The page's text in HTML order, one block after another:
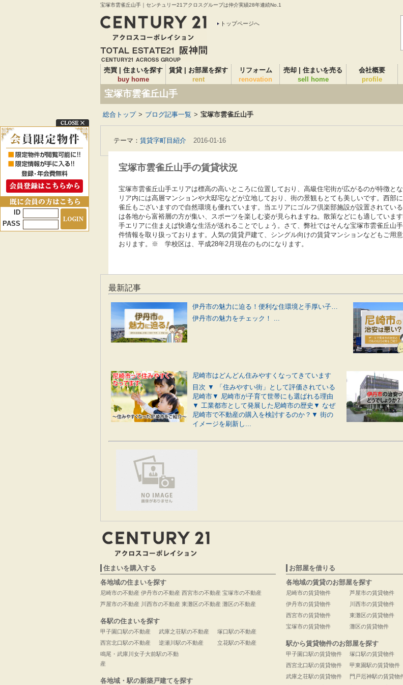
宝塚市雲雀丘山手｜センチュリー21アクロスグループは仲介実績28年連続No.1
トップページへ
売買 | 住まいを探す
buy home
賃貸 | お部屋を探す
rent
リフォーム
renovation
売却 | 住まいを売る
sell home
会社概要
profile
宝塚市雲雀丘山手
総合トップ > ブログ記事一覧 > 宝塚市雲雀丘山手
テーマ： 賃貸字町目紹介 2016-01-16
宝塚市雲雀丘山手の賃貸状況
宝塚市雲雀丘山手エリアは標高の高いところに位置しており、高級住宅街が広がるのが特徴と
リア内には高層マンションや大邸宅などが立地しており、街の景観もとても美しいです。西部
雀丘もございますので自然環境も優れています。当エリアにゴルフ倶楽部施設が設置されてい
は各地から富裕層の方が集い、スポーツを楽しむ姿が見られますね。散策などにも適していま
手エリアに住まえば快適な生活が送れることでしょう。さて、弊社ではそんな宝塚市雲雀丘山
件情報を取り扱っております。人気の賃貸戸建て、シングル向けの賃貸マンションなどもご用
おります。※ 学校区は、平成28年2月現在のものになります。
最新記事
伊丹市の魅力に迫る！便利な住環境と手厚い子育てサポートが揃う街
伊丹市の魅力をチェック！ ...
尼崎市はどんどん住みやすくなってきています
目次 ▼ 「住みやすい街」として評価されている
尼崎市▼ 尼崎市が子育て世帯にも選ばれる理由
▼ 工業都市として発展した尼崎市の歴史▼ なぜ
尼崎市で不動産の購入を検討するのか？▼ 街の
イメージを刷新し...
住まいを購入する
各地域の住まいを探す
尼崎市の不動産
芦屋市の不動産
伊丹市の不動産
川西市の不動産
西宮市の不動産
東灘区の不動産
宝塚市の不動産
灘区の不動産
各駅の住まいを探す
甲子園口駅の不動産
西宮北口駅の不動産
武庫之荘駅の不動産
逆瀬川駅の不動産
塚口駅の不動産
立花駅の不動産
鳴尾・武庫川女子大前駅の不動
産
各地域・駅の新築戸建てを探す
お部屋を借りる
各地域の賃貸のお部屋を探す
尼崎市の賃貸物件
伊丹市の賃貸物件
西宮市の賃貸物件
宝塚市の賃貸物件
芦屋市の賃貸物件
川西市の賃貸物件
東灘区の賃貸物件
灘区の賃貸物件
駅から賃貸物件のお部屋を探す
甲子園口駅の賃貸物件
西宮北口駅の賃貸物件
武庫之荘駅の賃貸物件
塚口駅の賃貸物件
甲東園駅の賃貸物件
門戸厄神駅の賃貸物
ID
PASS